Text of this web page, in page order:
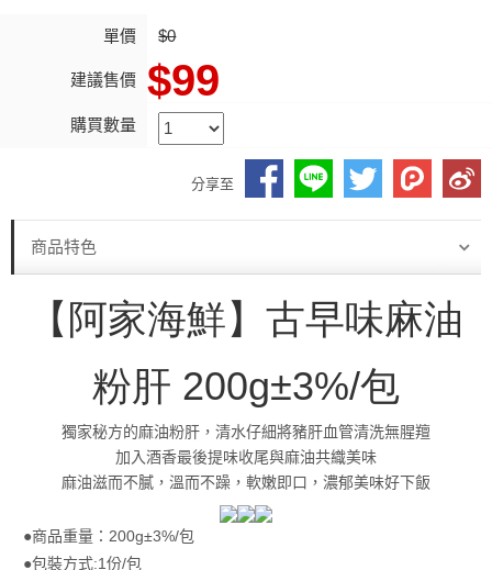
單價 $0
建議售價 $99
購買數量
分享至
商品特色
【阿家海鮮】 古早味麻油
粉肝 200g±3%/包
獨家秘方的麻油粉肝，清水仔細將豬肝血管清洗無腥羶
加入酒香最後提味收尾與麻油共織美味
麻油滋而不膩，溫而不躁，軟嫩即口，濃郁美味好下飯
●商品重量：200g±3%/包
●包裝方式:1份/包